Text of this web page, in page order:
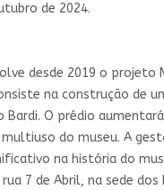
de 2024.
desde 2019 o projeto
na construção de
Bardi. O prédio
do museu. A
na história do
7 de Abril, na sede dos